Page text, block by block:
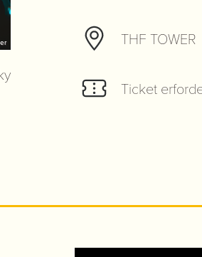
THF TOWER
Ticket